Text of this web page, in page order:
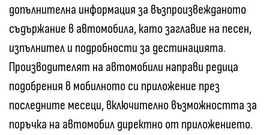
допълнителна информация за възпроизвежданото
съдържание в автомобила, като заглавие на песен,
изпълнител и подробности за дестинацията.
Производителят на автомобили направи редица
подобрения в мобилното си приложение през
последните месеци, включително възможността за
поръчка на автомобил директно от приложението.